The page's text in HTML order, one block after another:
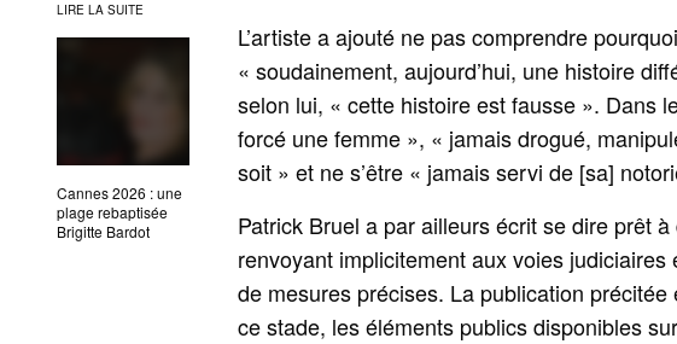
LIRE LA SUITE
Cannes 2026 : une
plage rebaptisée
Brigitte Bardot
L’artiste a ajouté ne pas comprendre
« soudainement, aujourd’hui, une histoire
selon lui, « cette histoire est fausse ». Dans
forcé une femme », « jamais drogué,
soit » et ne s’être « jamais servi de [sa]
Patrick Bruel a par ailleurs écrit se dire prêt
renvoyant implicitement aux voies
de mesures précises. La publication
ce stade, les éléments publics disponibles